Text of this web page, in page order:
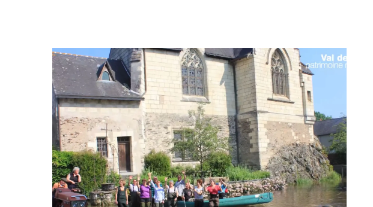
G
La Garzette
Le journal le plus lu les pieds dans
l'eau. Abonnez-vous !
N
La Newsletter
Les dernières nouvelles du Val de